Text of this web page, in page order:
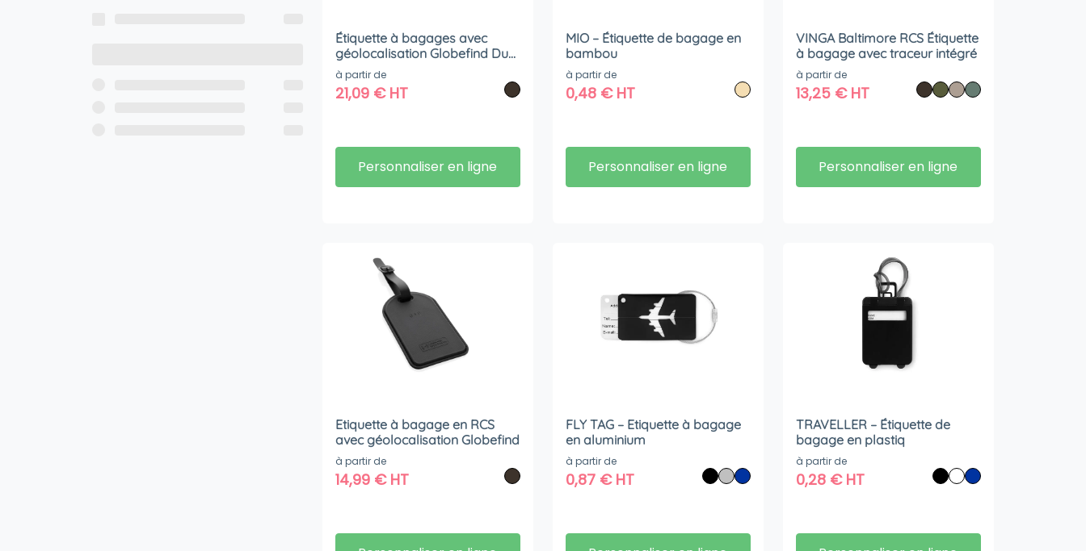
Étiquette à bagages avec
géolocalisation Globefind Dual
RCS
à partir de
21,09 €HT
Personnaliser en ligne
MIO – Étiquette de bagage en
bambou
à partir de
0,48 €HT
Personnaliser en ligne
VINGA Baltimore RCS Étiquette
à bagage avec traceur intégré
à partir de
13,25 €HT
Personnaliser en ligne
Etiquette à bagage en RCS
avec géolocalisation Globefind
à partir de
14,99 €HT
FLY TAG – Etiquette à bagage
en aluminium
à partir de
0,87 €HT
TRAVELLER – Étiquette de
bagage en plastiq
à partir de
0,28 €HT